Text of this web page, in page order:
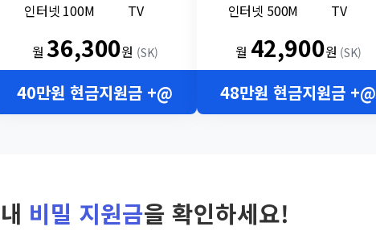
인터넷 100M TV
월36,300원 (SK)
40만원 현금지원금 +@
인터넷 500M TV
월 42,900원 (SK)
48만원 현금지원금 +@
비밀 지원금을 확인하세요!